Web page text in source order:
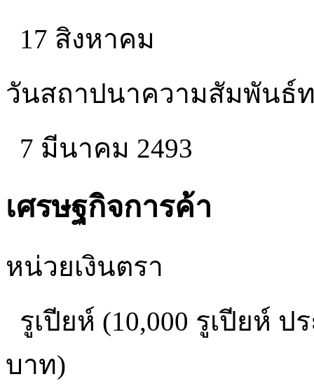
17 สิงหาคม
วันสถาปนาความสัมพันธ์
7 มีนาคม 2493
เศรษฐกิจการค้า
หน่วยเงินตรา
รูเปียห์ (10,000 รูเปียห์ ป
บาท)